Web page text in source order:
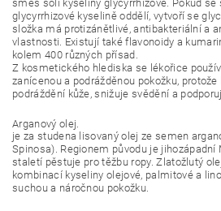
směs solí kyseliny glycyrrhizové. Pokud se
glycyrrhizové kyselině oddělí, vytvoří se
složka má protizánětlivé, antibakteriální a
vlastnosti. Existují také flavonoidy a
kolem 400 různých přísad.
Z kosmetického hlediska se lékořice
zanícenou a podrážděnou pokožku,
podráždění kůže, snižuje svědění a
Arganový olej.
je za studena lisovaný olej ze semen
Spinosa). Regionem původu je jihozápadní
staletí pěstuje pro těžbu ropy. Zlatožlutý
kombinací kyseliny olejové, palmitové a
suchou a náročnou pokožku.